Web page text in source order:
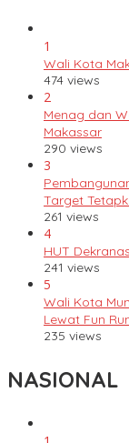
1
Wali Kota
474 views
2
Menag dan
Makassar
290 views
3
Target
261 views
4
HUT
241 views
5
Wali Kota
Lewat Fun
235 views
NASIONAL